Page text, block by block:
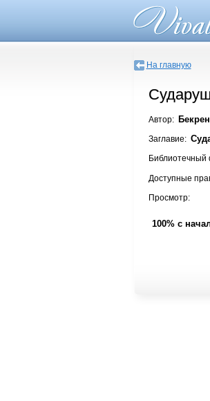
На главную
Автор:
Заглавие:
Библиотечный
Доступные
Просмотр:
100% с